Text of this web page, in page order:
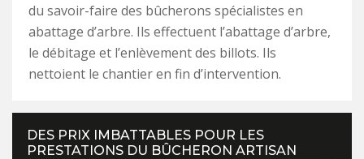
du savoir-faire des bûcherons spécialistes en
abattage d’arbre. Ils effectuent l’abattage d’arbre,
le débitage et l’enlèvement des billots. Ils
nettoient le chantier en fin d’intervention.
DES PRIX IMBATTABLES POUR LES
PRESTATIONS DU BÛCHERON ARTISAN